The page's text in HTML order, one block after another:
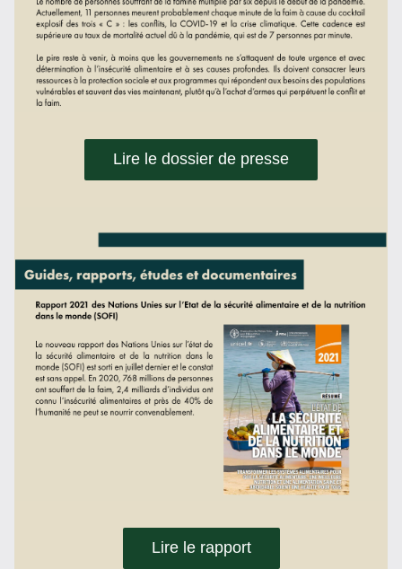
Lire le dossier de presse
Lire le rapport